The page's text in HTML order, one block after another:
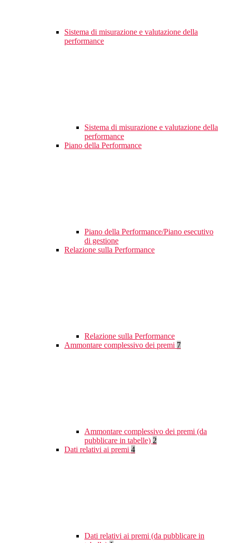
Sistema di misurazione e valutazione della
performance
Sistema di misurazione e valutazione della
performance
Piano della Performance
Piano della Performance/Piano esecutivo
di gestione
Relazione sulla Performance
Relazione sulla Performance
Ammontare complessivo dei premi 7
Ammontare complessivo dei premi (da
pubblicare in tabelle) 2
Dati relativi ai premi 4
Dati relativi ai premi (da pubblicare in